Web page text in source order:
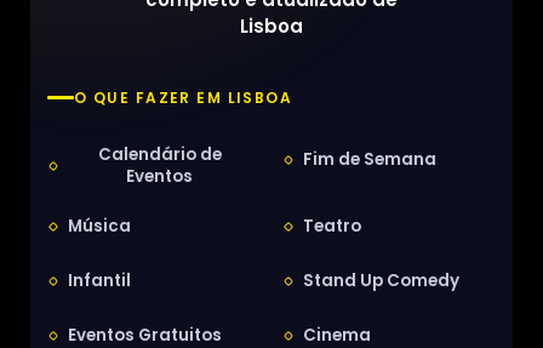
Lisboa
O QUE FAZER EM LISBOA
Calendário de
Eventos
Fim de Semana
Música Teatro
Infantil Stand Up Comedy
Eventos Gratuitos Cinema